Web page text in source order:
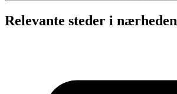
Relevante steder i nærheden